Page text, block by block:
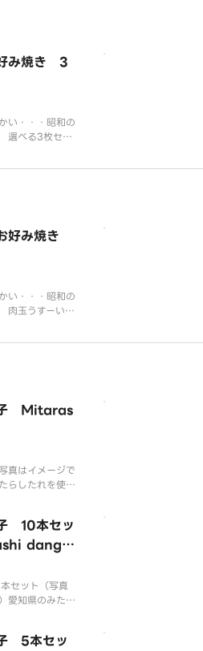
み焼き 3
い・・・昭和の
べる3枚セッ
お好み焼きで
好み焼き
い・・・昭和の
玉うすーい生
す。お子様にも
子 Mitaras
真はイメージで
らしたれを使用
10本セッ
dango
セット（写真
愛知県のみたら
5本セッ